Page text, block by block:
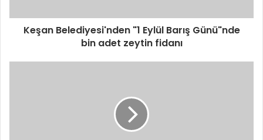
Keşan Belediyesi'nden "1 Eylül Barış Günü"nde
bin adet zeytin fidanı